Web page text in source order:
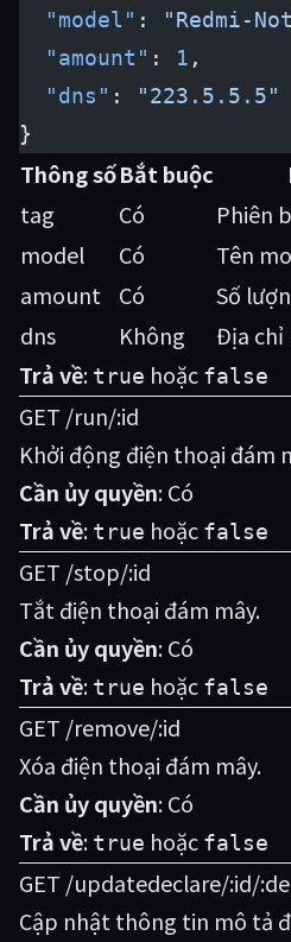
  "model"
: "Redmi-
  "amount"
: 1 ,
  "dns"
:
"223.5.5.5"
}
Thông sốBắt buộc
tag
Có
Phiên
model
Có
Tên
amount
Có
Số
dns
Không
Địa chỉ
Trả về: true hoặc false
GET /run/:id
Khởi động điện thoại đám
Cần ủy quyền: Có
Trả về: true hoặc false
GET /stop/:id
Tắt điện thoại đám mây.
Cần ủy quyền: Có
Trả về: true hoặc false
GET /remove/:id
Xóa điện thoại đám mây.
Cần ủy quyền: Có
Trả về: true hoặc false
GET /updatedeclare/:id/
Cập nhật thông tin mô tả